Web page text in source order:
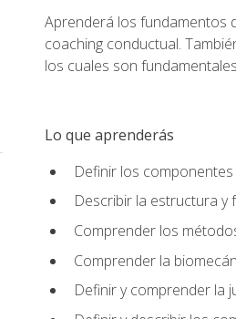
Aprenderá los fundamentos
coaching conductual.
los cuales son
Lo que aprenderás
Definir los
Describir la estructura
Comprender los
Comprender la
Definir y comprender la